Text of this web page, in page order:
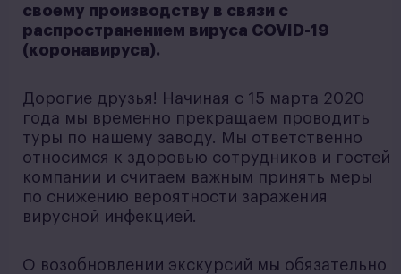
своему производству в связи с
распространением вируса COVID-19
(коронавируса).
Дорогие друзья! Начиная с 15 марта 2020
года мы временно прекращаем проводить
туры по нашему заводу. Мы ответственно
относимся к здоровью сотрудников и гостей
компании и считаем важным принять меры
по снижению вероятности заражения
вирусной инфекцией.
О возобновлении экскурсий мы обязательно